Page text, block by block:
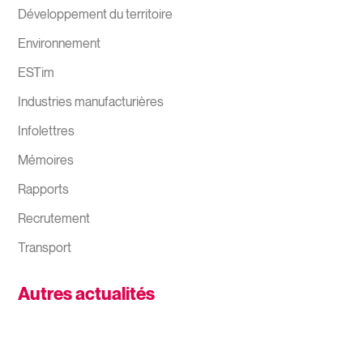
Développement du territoire
Environnement
ESTim
Industries manufacturières
Infolettres
Mémoires
Rapports
Recrutement
Transport
Autres actualités